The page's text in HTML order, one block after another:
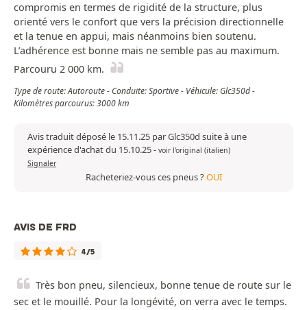
compromis en termes de rigidité de la structure, plus
orienté vers le confort que vers la précision directionnelle
et la tenue en appui, mais néanmoins bien soutenu.
L’adhérence est bonne mais ne semble pas au maximum.
Parcouru 2 000 km.
Type de route: Autoroute - Conduite: Sportive - Véhicule: Glc350d -
Kilomètres parcourus: 3000 km
Avis traduit déposé le 15.11.25 par Glc350d suite à une
expérience d'achat du 15.10.25- voir l'original (italien)
Signaler
Racheteriez-vous ces pneus ?OUI
AVIS DE FRD
4/5
Très bon pneu, silencieux, bonne tenue de route sur le
sec et le mouillé. Pour la longévité, on verra avec le temps.